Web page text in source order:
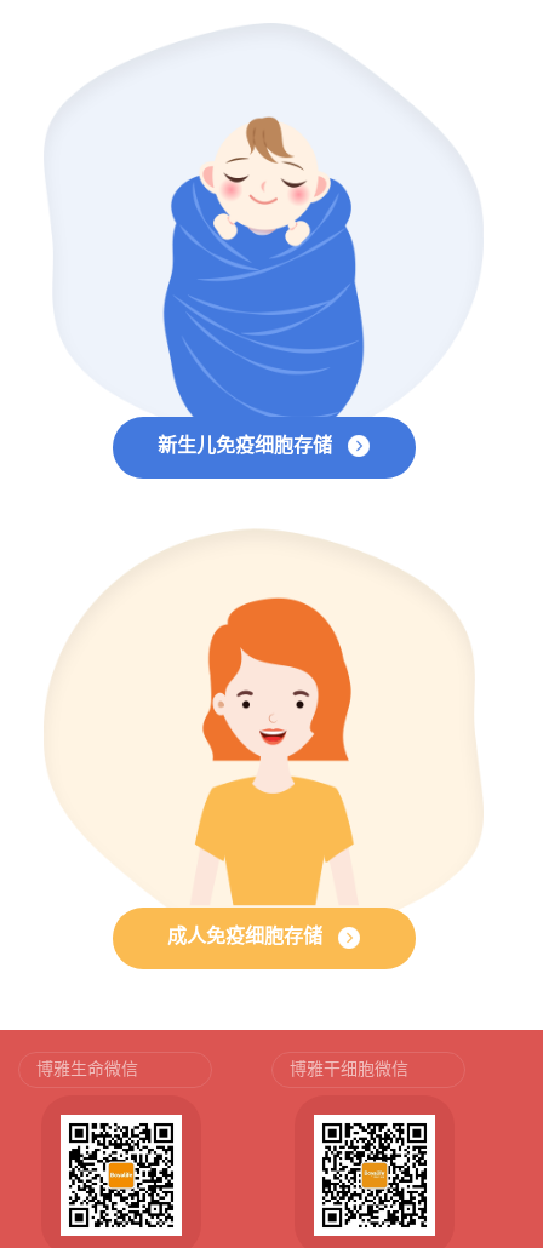
新生儿免疫细胞存储
成人免疫细胞存储
博雅生命微信 博雅干细胞微信